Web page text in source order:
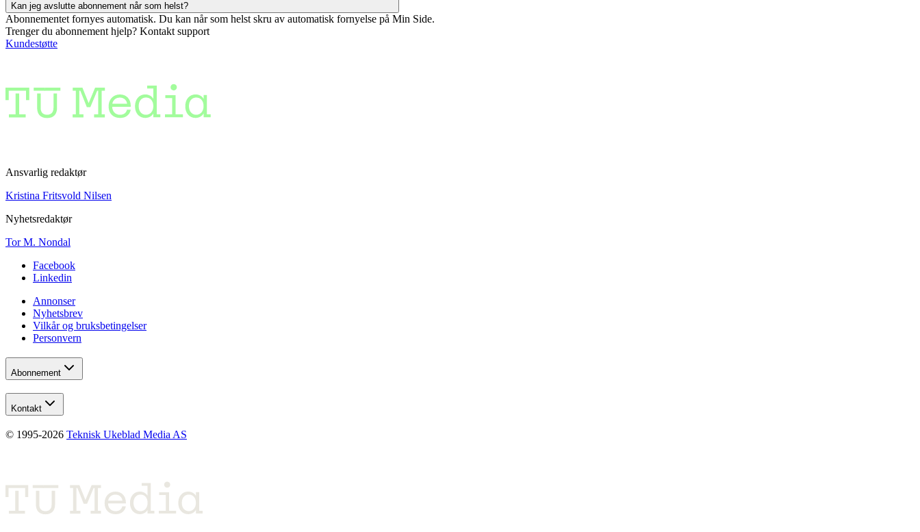
Kan jeg avslutte abonnement når som helst?
Abonnementet fornyes automatisk. Du kan når som helst skru av automatisk fornyelse på Min Side.
Trenger du abonnement hjelp? Kontakt support
Kundestøtte
Ansvarlig redaktør
Kristina Fritsvold Nilsen
Nyhetsredaktør
Tor M. Nondal
Facebook
Linkedin
Annonser
Nyhetsbrev
Vilkår og bruksbetingelser
Personvern
Abonnement
Kontakt
© 1995-2026 Teknisk Ukeblad Media AS